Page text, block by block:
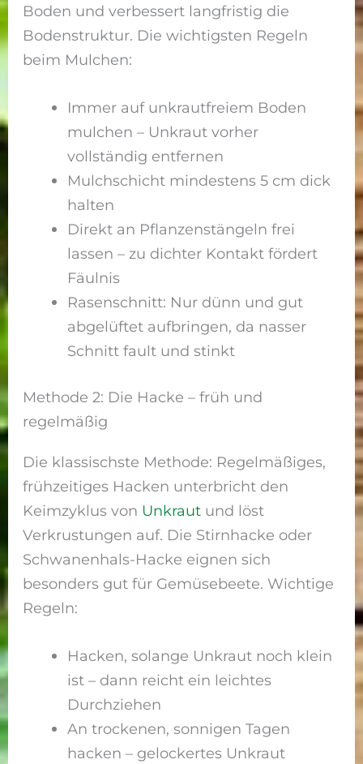
Boden und verbessert langfristig die
Bodenstruktur. Die wichtigsten Regeln
beim Mulchen:
Immer auf unkrautfreiem Boden
mulchen – Unkraut vorher
vollständig entfernen
Mulchschicht mindestens 5 cm dick
halten
Direkt an Pflanzenstängeln frei
lassen – zu dichter Kontakt fördert
Fäulnis
Rasenschnitt: Nur dünn und gut
abgelüftet aufbringen, da nasser
Schnitt fault und stinkt
Methode 2: Die Hacke – früh und
regelmäßig
Die klassischste Methode: Regelmäßiges,
frühzeitiges Hacken unterbricht den
Keimzyklus von Unkraut und löst
Verkrustungen auf. Die Stirnhacke oder
Schwanenhals-Hacke eignen sich
besonders gut für Gemüsebeete. Wichtige
Regeln:
Hacken, solange Unkraut noch klein
ist – dann reicht ein leichtes
Durchziehen
An trockenen, sonnigen Tagen
hacken – gelockertes Unkraut